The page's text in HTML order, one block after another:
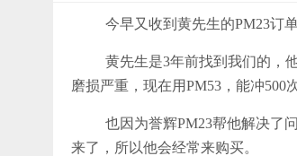
今早又收到黄先生的PM23订
黄先生是3年前找到我们的，
磨损严重，现在用PM53，能冲500
也因为誉辉PM23帮他解决了
来了，所以他会经常来购买。